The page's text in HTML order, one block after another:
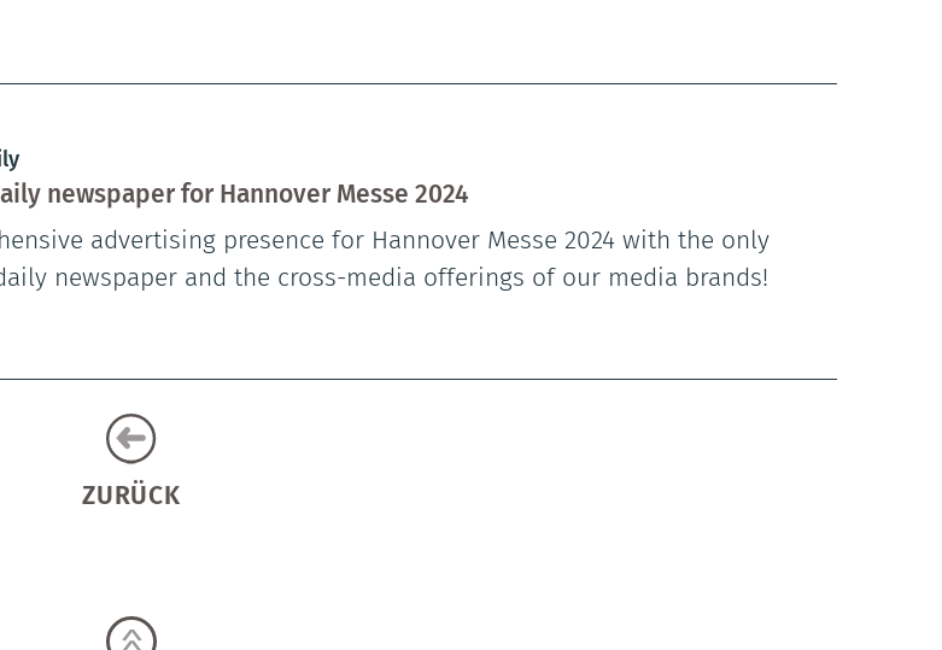
newspaper for Hannover Messe 2024
advertising presence for Hannover Messe 2024 with the only
newspaper and the cross-media offerings of our media brands!
ZURÜCK